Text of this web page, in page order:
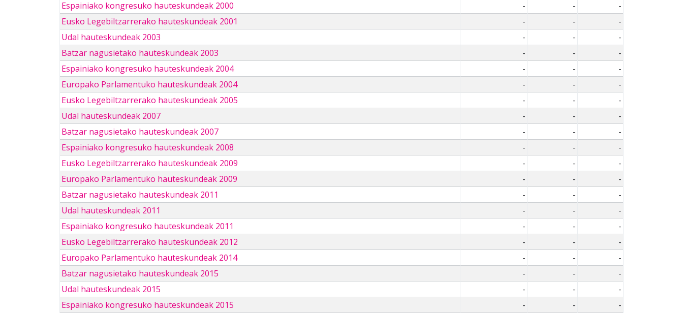
Espainiako kongresuko hauteskundeak 2000
- -
-
Eusko Legebiltzarrerako hauteskundeak 2001
- -
-
Udal hauteskundeak 2003
- -
-
Batzar nagusietako hauteskundeak 2003
- -
-
Espainiako kongresuko hauteskundeak 2004
- -
-
Europako Parlamentuko hauteskundeak 2004
- -
-
Eusko Legebiltzarrerako hauteskundeak 2005
- -
-
Udal hauteskundeak 2007
- -
-
Batzar nagusietako hauteskundeak 2007
- -
-
Espainiako kongresuko hauteskundeak 2008
- -
-
Eusko Legebiltzarrerako hauteskundeak 2009
- -
-
Europako Parlamentuko hauteskundeak 2009
- -
-
Batzar nagusietako hauteskundeak 2011
- -
-
Udal hauteskundeak 2011
- -
-
Espainiako kongresuko hauteskundeak 2011
- -
-
Eusko Legebiltzarrerako hauteskundeak 2012
- -
-
Europako Parlamentuko hauteskundeak 2014
- -
-
Batzar nagusietako hauteskundeak 2015
- -
-
Udal hauteskundeak 2015
- -
-
Espainiako kongresuko hauteskundeak 2015
- -
-